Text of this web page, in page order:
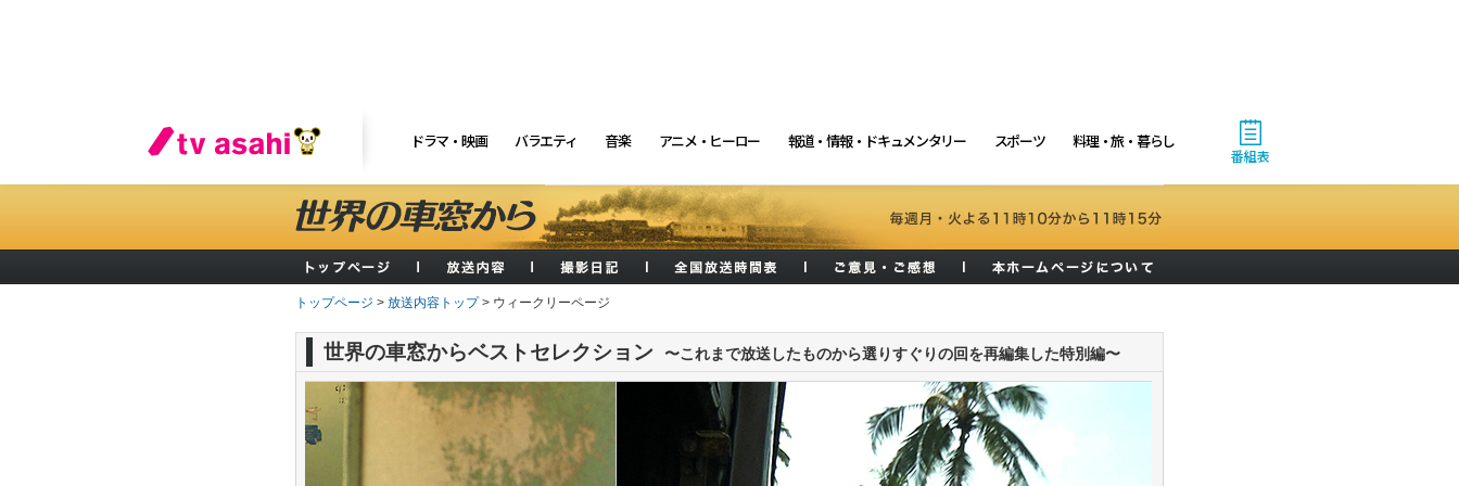
ドラマ・映画 バラエティ 音楽 アニメ・ヒーロー 報道・情報・ドキュメンタリー スポーツ 料理・旅・暮らし
番組表
トップページ > 放送内容トップ> ウィークリーページ
世界の車窓からベストセレクション 〜これまで放送したものから選りすぐりの回を再編集した特別編〜